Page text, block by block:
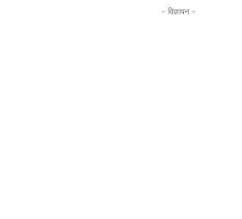
- विज्ञापन -